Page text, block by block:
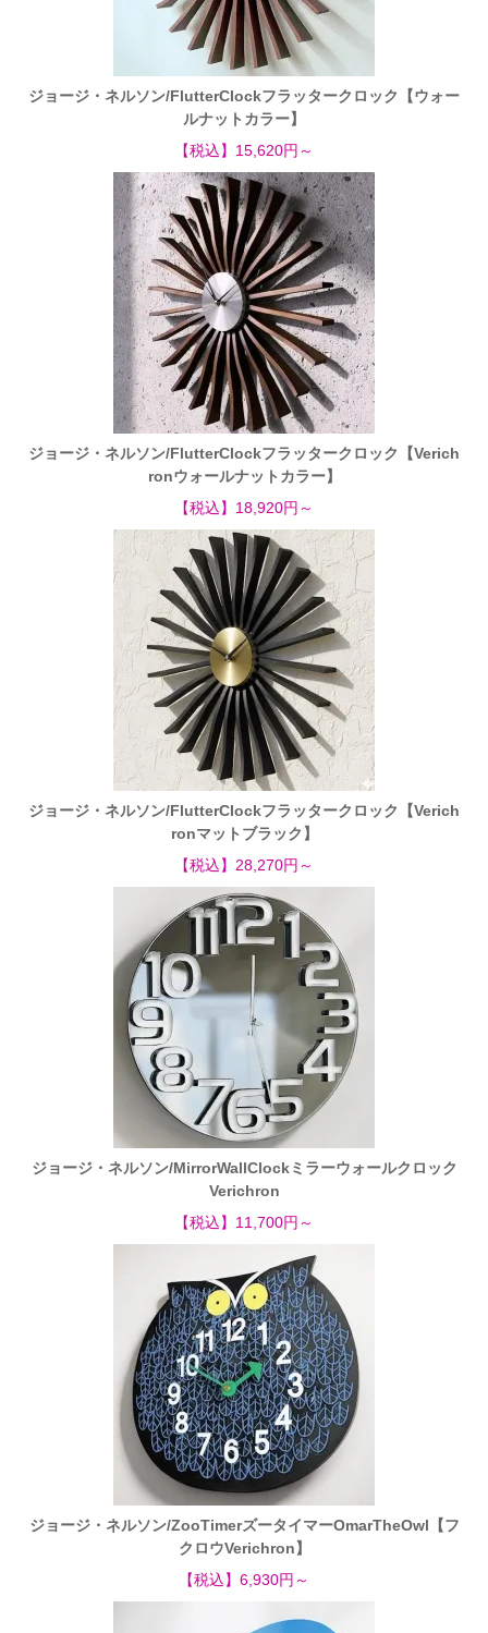
ジョージ・ネルソン/FlutterClockフラッタークロック【ウォー
ルナットカラー】
【税込】15,620円～
ジョージ・ネルソン/FlutterClockフラッタークロック【Verich
ronウォールナットカラー】
【税込】18,920円～
ジョージ・ネルソン/FlutterClockフラッタークロック【Verich
ronマットブラック】
【税込】28,270円～
ジョージ・ネルソン/MirrorWallClockミラーウォールクロック
Verichron
【税込】11,700円～
ジョージ・ネルソン/ZooTimerズータイマーOmarTheOwl【フ
クロウVerichron】
【税込】6,930円～